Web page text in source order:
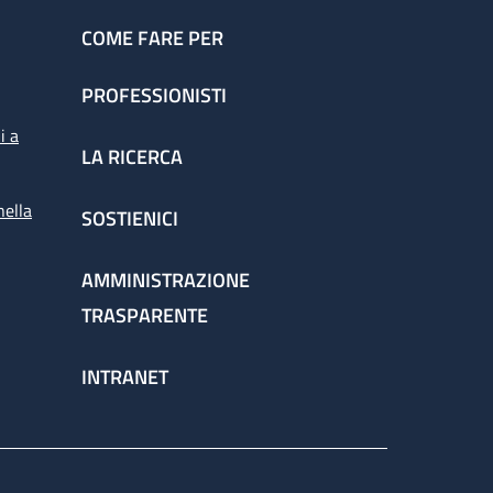
a
COME FARE PER
PROFESSIONISTI
LA RICERCA
SOSTIENICI
AMMINISTRAZIONE
TRASPARENTE
INTRANET